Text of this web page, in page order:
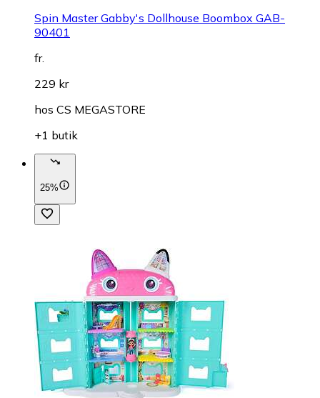
Spin Master Gabby's Dollhouse Boombox GAB-
90401
fr.
229 kr
hos CS MEGASTORE
+1 butik
25%